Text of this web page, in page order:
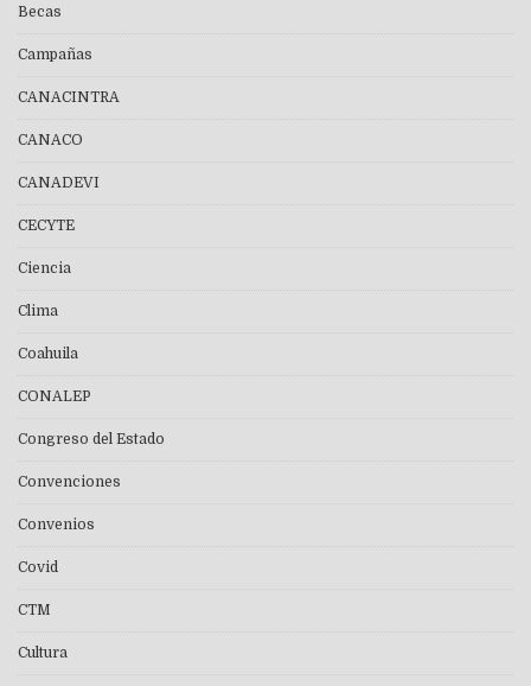
Becas
Campañas
CANACINTRA
CANACO
CANADEVI
CECYTE
Ciencia
Clima
Coahuila
CONALEP
Congreso del Estado
Convenciones
Convenios
Covid
CTM
Cultura